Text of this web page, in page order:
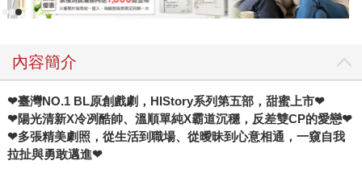
內容簡介
❤臺灣NO.1 BL原創戲劇，HIStory系列第五部，甜蜜上市❤
❤陽光清新X冷冽酷帥、溫順單純X霸道沉穩，反差雙CP的愛戀❤
❤多張精美劇照，從生活到職場、從曖昧到心意相通，一窺自我
拉扯與勇敢邁進❤